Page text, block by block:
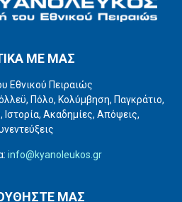
ΜΕ ΜΑΣ
Εθνικού Πειραιώς
Πόλο, Κολύμβηση, Παγκράτιο,
Ιστορία, Ακαδημίες, Απόψεις,
info@kyanoleukos.gr
ΜΑΣ